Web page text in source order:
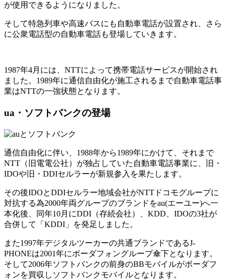
が使用できるようになりました。
そして特急列車や高速バスにも自動車電話が設置され、さら
に公衆電話型の自動車電話も登場していきます。
1987年4月には、NTTによって携帯電話サービスが開始され
ました。1989年に通信自由化が施工されるまで自動車電話事
業はNTTの一強状態となります。
ua・ソフトバンクの登場
通信自由化に伴い、1988年から1989年にかけて、それまで
NTT（旧電電公社）が独占していた自動車電話事業に、旧・
IDOや旧・DDIセルラーが新規参入を果たします。
その後IDOとDDIセルラー地域会社がNTTドコモグループに
対抗する為2000年両グループのブランドをau(エーユー)へ一
本化後、同年10月にDDI（存続会社）、KDD、IDOの3社が
合併して「KDDI」を発足しました。
また1997年デジタルツーカーの共通ブランドであるJ-
PHONEは2001年にボーダフォングループ傘下となります。
そして2006年ソフトバンクの前身のBBモバイルがボーダフ
ォンを買収しソフトバンクモバイルとなります。